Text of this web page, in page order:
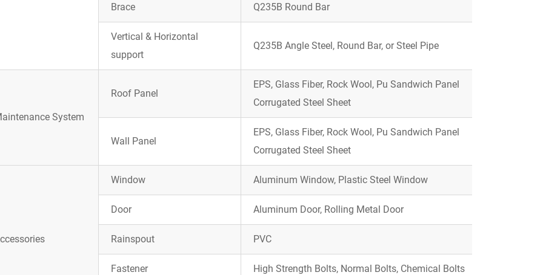
Brace Q235B Round Bar
Vertical & Horizontal
support
Q235B Angle Steel, Round Bar, or Steel Pipe
System
Roof Panel
EPS, Glass Fiber, Rock Wool, Pu Sandwich Panel
Corrugated Steel Sheet
Wall Panel
EPS, Glass Fiber, Rock Wool, Pu Sandwich Panel
Corrugated Steel Sheet
Window Aluminum Window, Plastic Steel Window
Door Aluminum Door, Rolling Metal Door
Rainspout PVC
Fastener High Strength Bolts, Normal Bolts, Chemical Bolts